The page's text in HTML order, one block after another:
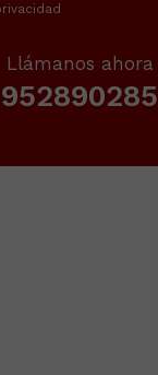
Llámanos ahora
952890285